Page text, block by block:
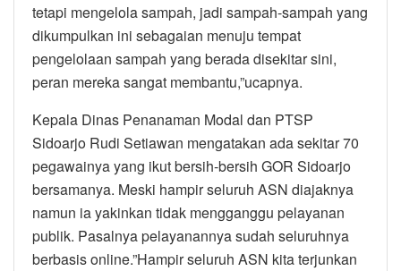
tetapi mengelola sampah, jadi sampah-sampah yang
dikumpulkan ini sebagaian menuju tempat
pengelolaan sampah yang berada disekitar sini,
peran mereka sangat membantu,”ucapnya.
Kepala Dinas Penanaman Modal dan PTSP
Sidoarjo Rudi Setiawan mengatakan ada sekitar 70
pegawainya yang ikut bersih-bersih GOR Sidoarjo
bersamanya. Meski hampir seluruh ASN diajaknya
namun ia yakinkan tidak mengganggu pelayanan
publik. Pasalnya pelayanannya sudah seluruhnya
berbasis online.”Hampir seluruh ASN kita terjunkan